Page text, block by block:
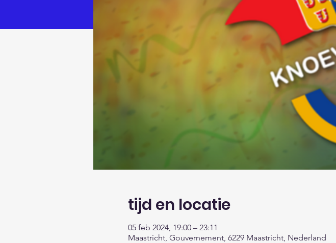
tijd en locatie
05 feb 2024, 19:00 – 23:11
Maastricht, Gouvernement, 6229 Maastricht, Nederland